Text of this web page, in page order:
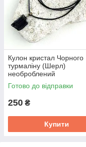
Кулон кристал Чорного
турмаліну (Шерл)
необроблений
Готово до відправки
250 ₴
Купити